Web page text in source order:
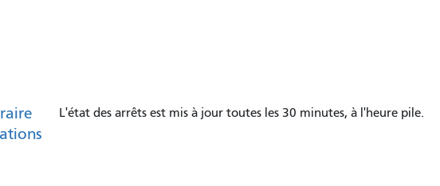
L'état des arrêts est mis à jour toutes les 30 minutes, à l'heure pile.